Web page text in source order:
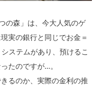
の森」は、今大人気のゲ
実の銀行と同じでお金＝
ステムがあり、預けるこ
たのですが…。
るのか、実際の金利の推